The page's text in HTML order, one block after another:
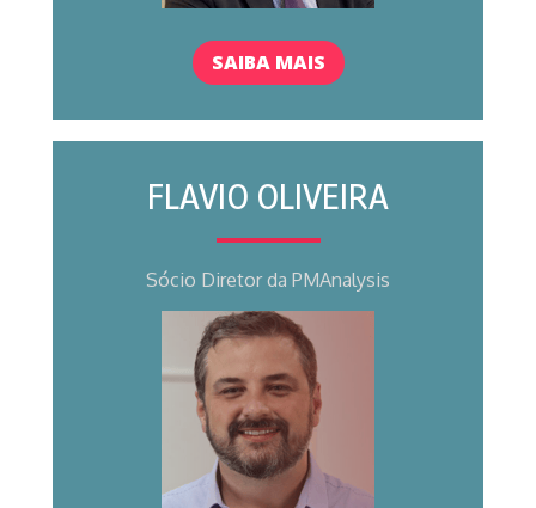
SAIBA MAIS
FLAVIO OLIVEIRA
Sócio Diretor da PMAnalysis